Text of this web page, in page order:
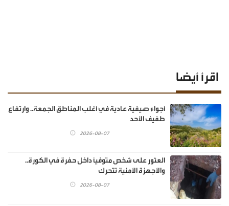
اقرأ أيضا
أجواء صيفية عادية في أغلب المناطق الجمعة.. وارتفاع
طفيف الأحد
2026-08-07
العثور على شخص متوفيًا داخل حفرة في الكورة..
والأجهزة الأمنية تتحرك
2026-08-07